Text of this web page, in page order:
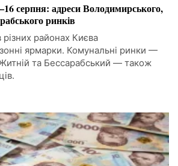
серпня: адреси Володимирського,
ринків
різних районах Києва
ярмарки. Комунальні ринки —
та Бессарабський — також